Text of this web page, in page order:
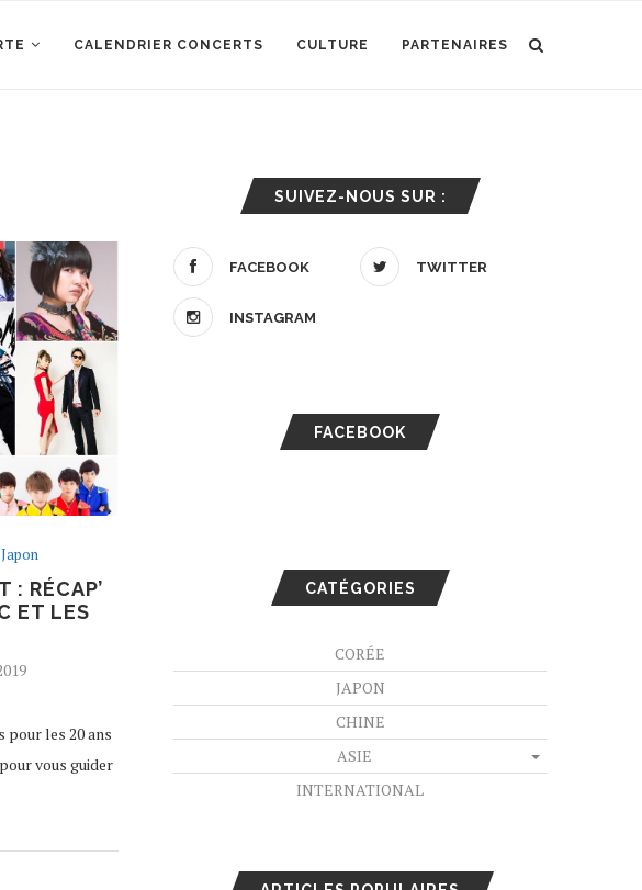
CALENDRIER CONCERTS CULTURE PARTENAIRES
Japon
: RÉCAP’
ET LES
pour les 20 ans
vous guider
SUIVEZ-NOUS SUR :
FACEBOOK TWITTER
INSTAGRAM
FACEBOOK
CATÉGORIES
CORÉE
JAPON
CHINE
ASIE
INTERNATIONAL